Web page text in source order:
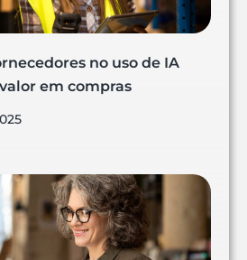
no uso de IA
em compras